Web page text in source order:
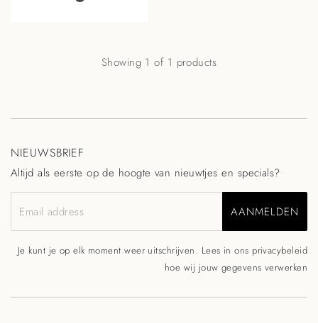
Showing 1 of 1 products
NIEUWSBRIEF
Altijd als eerste op de hoogte van nieuwtjes en specials?
Email address AANMELDEN
Je kunt je op elk moment weer uitschrijven. Lees in ons privacybeleid
hoe wij jouw gegevens verwerken